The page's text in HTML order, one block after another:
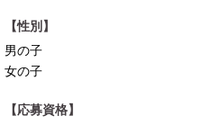
【性別】
男の子
女の子
【応募資格】